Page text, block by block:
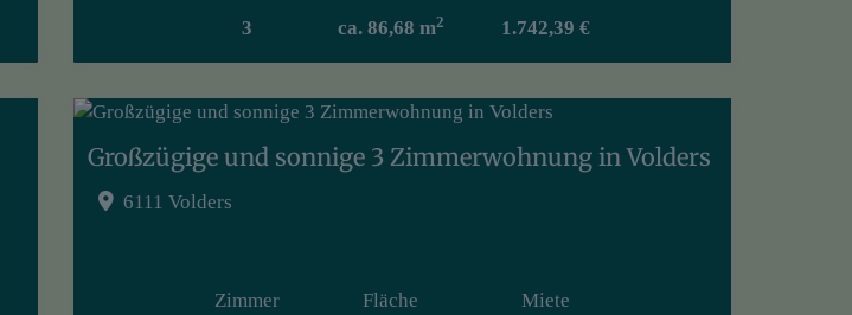
3
ca. 86,68 m2
1.742,39 €
Großzügige und sonnige 3 Zimmerwohnung in Volders
6111 Volders
Zimmer
Fläche
Miete